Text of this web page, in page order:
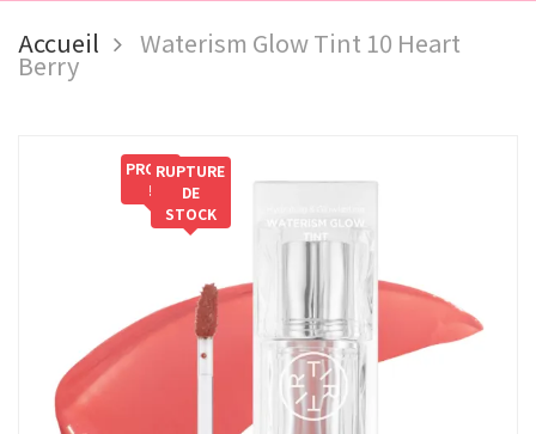
Accueil Waterism Glow Tint 10 Heart
Berry
PROMO
!
RUPTURE
DE
STOCK